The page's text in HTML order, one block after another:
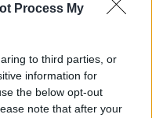
Process My
to third parties, or
information for
the below opt-out
note that after your
różową Kris ze
który jednego
a raz 6 jak przy
?